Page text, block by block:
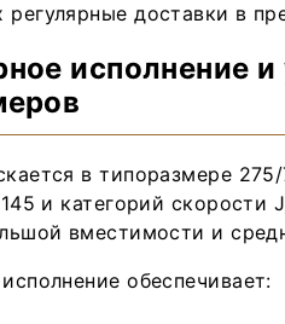
доставки в
исполнение
в типоразмере
и категорий скорости
вместимости и
обеспечивает: